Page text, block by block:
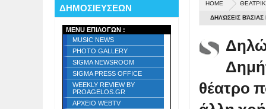
HOME
ΔΗΛΏΣΕΙΣ
ΔΥΝΆΜΕΙΣ ΜΑΣ,
ΠΡΟΣ ΚΆΘΕ
θέατρο
ΔΗΜΟΣΙΕΥΣΕΩΝ
MENU ΕΠΙΛΟΓΩΝ :
MUSIC NEWS
PHOTO GALLERY
SIGMA NEWSROOM
SIGMA PRESS OFFICE
WEEKLY REVIEW BY
PROAGELOS.GR
ΑΡΧΕΙΟ WEBTV